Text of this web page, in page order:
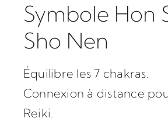
Symbole Hon
Sho Nen
Équilibre les 7 chakras.
Connexion à distance
Reiki.